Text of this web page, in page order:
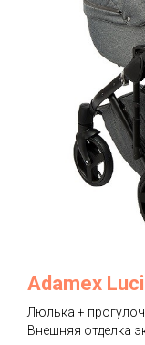
Adamex
Люлька +
Внешняя отделка